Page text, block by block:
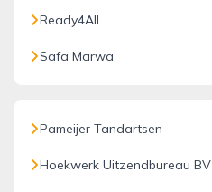
Ready4All
Safa Marwa
Pameijer Tandartsen
Hoekwerk Uitzendbureau BV